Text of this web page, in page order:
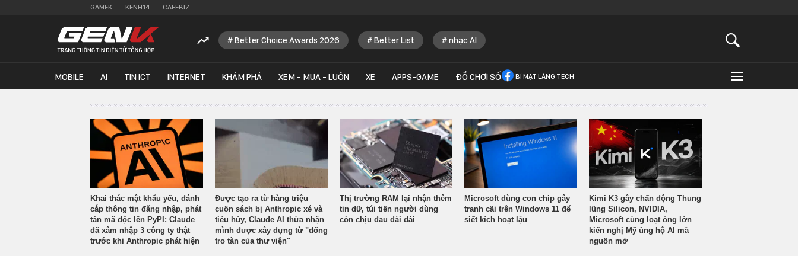
GAMEK KENH14 CAFEBIZ
Better Choice Awards 2026 Better List nhạc AI
MOBILE AI TIN ICT INTERNET KHÁM PHÁ XEM - MUA - LUÔN XE APPS-GAME ĐỒ CHƠI SỐ BÍ MẬT LÀNG TECH
Khai thác mật khẩu yếu, đánh
cắp thông tin đăng nhập, phát
tán mã độc lên PyPI: Claude
đã xâm nhập 3 công ty thật
trước khi Anthropic phát hiện
Được tạo ra từ hàng triệu
cuốn sách bị Anthropic xé và
tiêu hủy, Claude AI thừa nhận
mình được xây dựng từ "đống
tro tàn của thư viện"
Thị trường RAM lại nhận thêm
tin dữ, túi tiền người dùng
còn chịu đau dài dài
Microsoft dùng con chip gây
tranh cãi trên Windows 11 để
siết kích hoạt lậu
Kimi K3 gây chấn động Thung
lũng Silicon, NVIDIA,
Microsoft cùng loạt ông lớn
kiến nghị Mỹ ủng hộ AI mã
nguồn mở